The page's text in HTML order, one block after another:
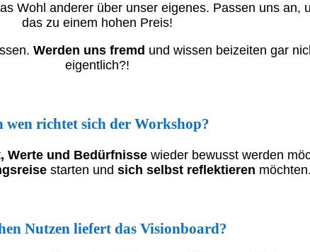
Wohl anderer über unser eigenes. Passen uns an,
das zu einem hohen Preis!
Werden uns fremd und wissen beizeiten gar
eigentlich?!
wen richtet sich der Workshop?
Werte und Bedürfnissewieder bewusst werden
starten und sich selbst reflektieren möchten.
Nutzen liefert das Visionboard?